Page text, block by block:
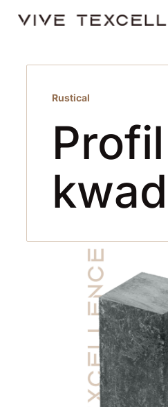
Rustical
Profil